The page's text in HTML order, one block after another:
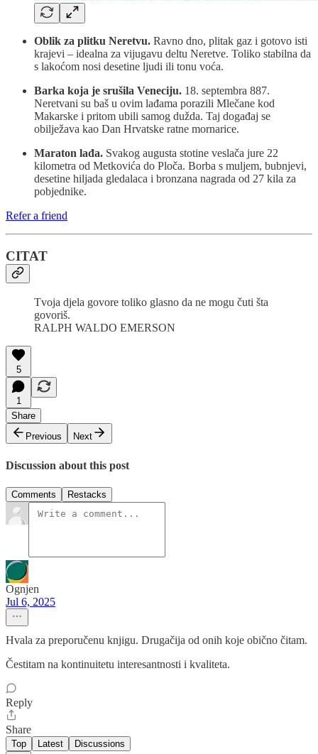
Oblik za plitku Neretvu. Ravno dno, plitak gaz i gotovo isti
krajevi – idealna za vijugavu deltu Neretve. Toliko stabilna da
s lakoćom nosi desetine ljudi ili tonu voća.
Barka koja je srušila Veneciju. 18. septembra 887.
Neretvani su baš u ovim lađama porazili Mlečane kod
Makarske i pritom ubili samog dužda. Taj događaj se
obilježava kao Dan Hrvatske ratne mornarice.
Maraton lađa. Svakog augusta stotine veslača jure 22
kilometra od Metkovića do Ploča. Borba s muljem, bubnjevi,
desetine hiljada gledalaca i bronzana nagrada od 27 kila za
pobjednike.
Refer a friend
CITAT
Tvoja djela govore toliko glasno da ne mogu čuti šta
govoriš.
RALPH WALDO EMERSON
5
1
Share
Previous
Next
Discussion about this post
Comments Restacks
Ognjen
Jul 6, 2025
Hvala za preporučenu knjigu. Drugačija od onih koje obično čitam.
Čestitam na kontinuitetu interesantnosti i kvaliteta.
Reply
Share
Top Latest Discussions